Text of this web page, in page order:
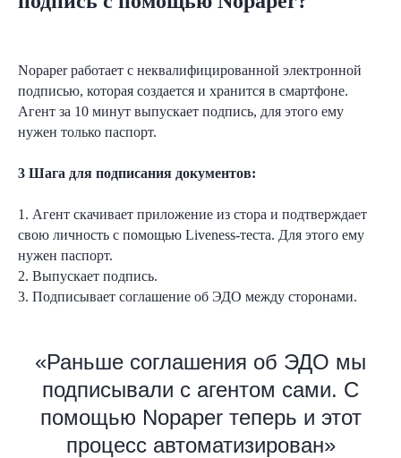
Nopaper работает с неквалифицированной электронной
подписью, которая создается и хранится в смартфоне.
Агент за 10 минут выпускает подпись, для этого ему
нужен только паспорт.
3 Шага для подписания документов:
1. Агент скачивает приложение из стора и подтверждает
свою личность с помощью Liveness-теста. Для этого ему
нужен паспорт.
2. Выпускает подпись.
3. Подписывает соглашение об ЭДО между сторонами.
«Раньше соглашения об ЭДО мы
подписывали с агентом сами. С
помощью Nopaper теперь и этот
процесс автоматизирован»
Заказать демо
Оставляйте заявку, и мы
покажем, как работает Nopaper и
решает задачи бизнеса